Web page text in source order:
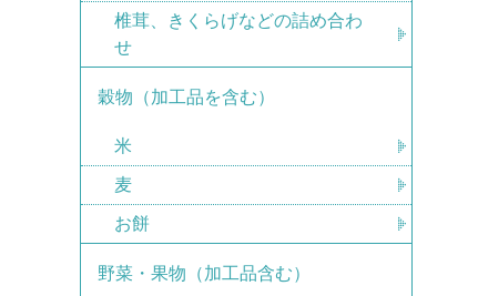
椎茸、きくらげなどの詰め合わ
せ
穀物（加工品を含む）
米
麦
お餅
野菜・果物（加工品含む）